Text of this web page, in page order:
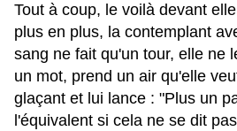
Tout à coup, le voilà devant
plus en plus, la contemplant
sang ne fait qu'un tour, elle ne
un mot, prend un air qu'elle
glaçant et lui lance : "Plus un
l'équivalent si cela ne se dit